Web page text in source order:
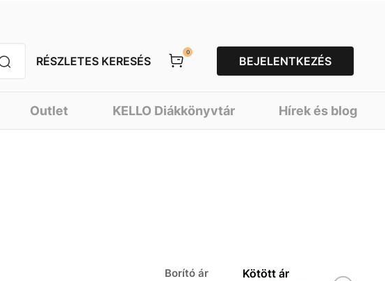
RÉSZLETES KERESÉS
0
BEJELENTKEZÉS
Outlet KELLO Diákkönyvtár Hírek és blog
Borító ár Kötött ár